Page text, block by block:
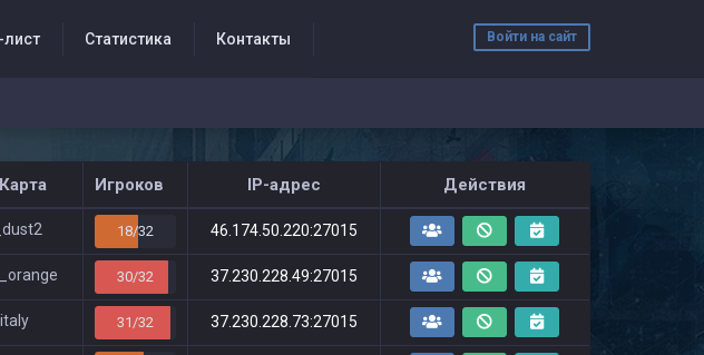
Войти на сайт
лист Статистика Контакты
Карта Игроков IP-адрес Действия
18/32 46.174.50.220:27015
30/32 37.230.228.49:27015
31/32 37.230.228.73:27015